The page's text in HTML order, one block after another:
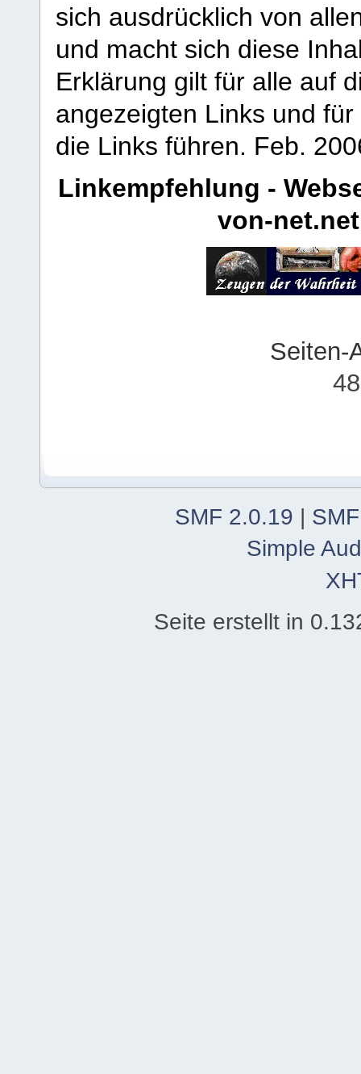
sich ausdrücklich von
und macht sich diese
Erklärung gilt für alle auf
angezeigten Links und
die Links führen. Feb.
Linkempfehlung -
von-net.net
Seiten-
SMF 2.0.19
Simple
Seite erstellt in